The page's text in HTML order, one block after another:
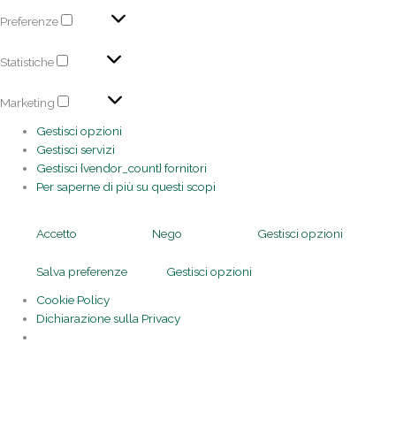
Preferenze
Statistiche
Marketing
Gestisci opzioni
Gestisci servizi
Gestisci {vendor_count} fornitori
Per saperne di più su questi scopi
Accetto Nego Gestisci opzioni
Salva preferenze
Gestisci opzioni
Cookie Policy
Dichiarazione sulla Privacy